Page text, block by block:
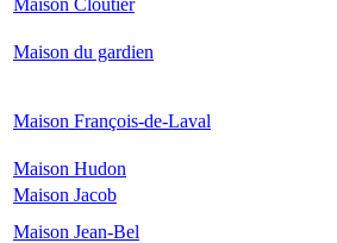
Maison Cloutier
Maison du gardien
Maison François-de-Laval
Maison Hudon
Maison Jacob
Maison Jean-Bel